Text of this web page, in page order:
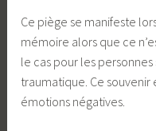
Ce piège se manifeste
mémoire alors que ce
le cas pour les
traumatique. Ce
émotions négatives.